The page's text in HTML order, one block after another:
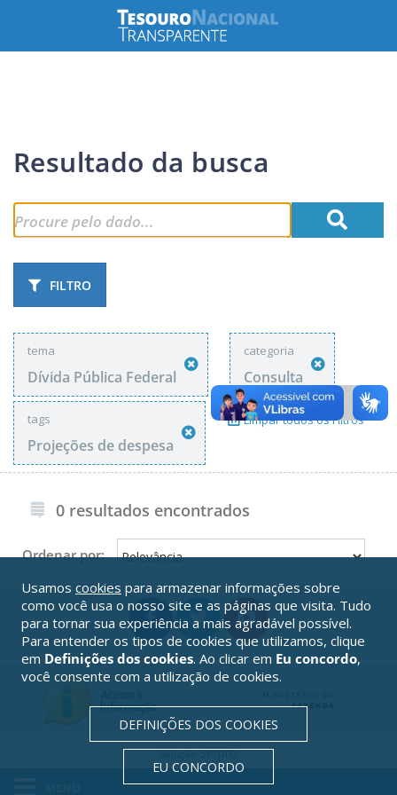
Resultado da busca
FILTRO
tema
Dívida Pública Federal
categoria
Consulta
tags
Projeções de despesa
Limpar todos os Filtros
0 resultados encontrados
Ordenar por:
SoluçãoSerpro
Usamos cookies para armazenar informações sobre
como você usa o nosso site e as páginas que visita. Tudo
para tornar sua experiência a mais agradável possível.
Para entender os tipos de cookies que utilizamos, clique
em Definições dos cookies. Ao clicar em Eu concordo,
você consente com a utilização de cookies.
DEFINIÇÕES DOS COOKIES
EU CONCORDO